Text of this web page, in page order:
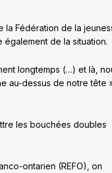
la Fédération de la
de la situation.
longtemps (…) et là,
au-dessus de notre tête
les bouchées doubles
ontarien (REFO), on